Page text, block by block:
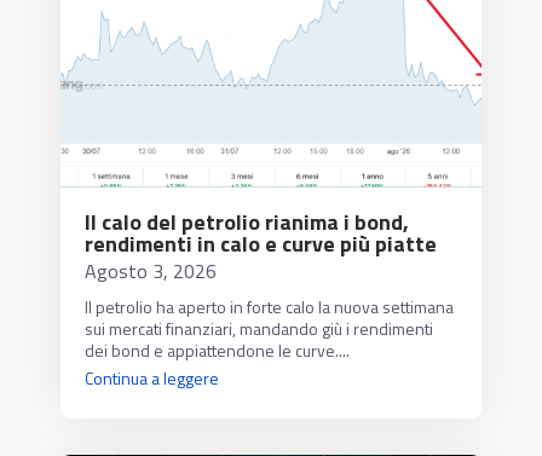
Il calo del petrolio rianima i bond,
rendimenti in calo e curve più piatte
Agosto 3, 2026
Il petrolio ha aperto in forte calo la nuova settimana
sui mercati finanziari, mandando giù i rendimenti
dei bond e appiattendone le curve....
Continua a leggere